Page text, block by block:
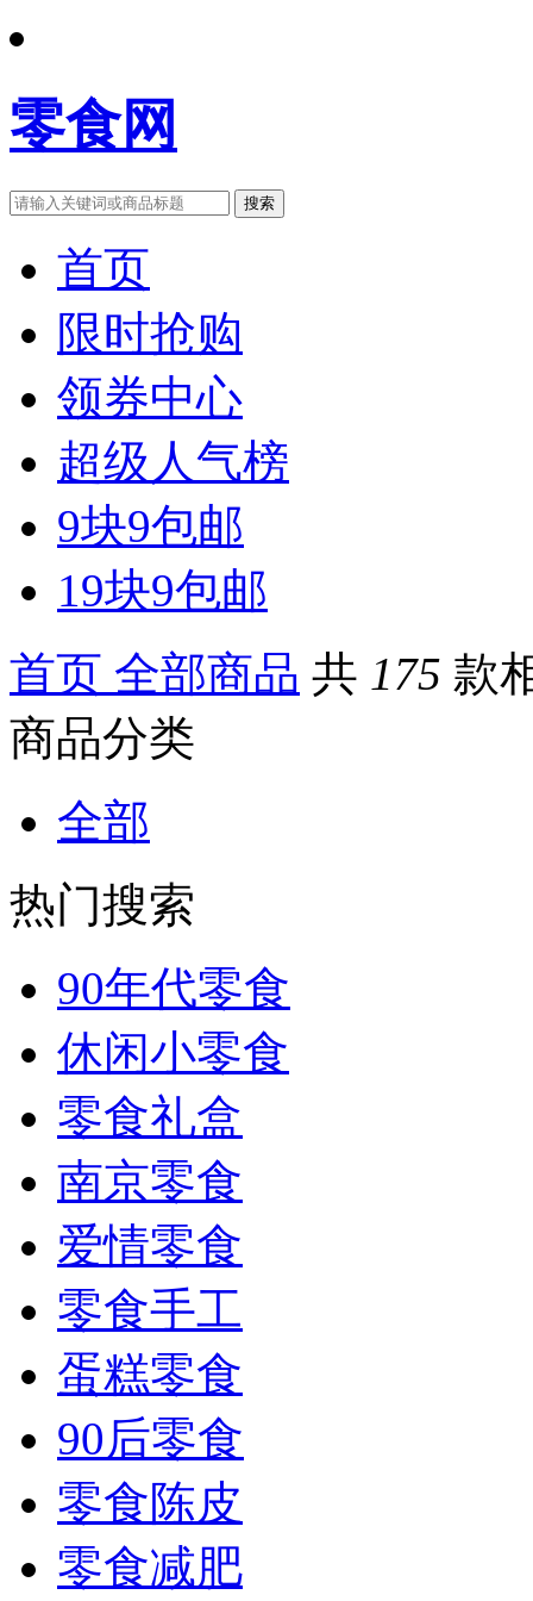
零食网
搜索
首页
限时抢购
领券中心
超级人气榜
9块9包邮
19块9包邮
首页 全部商品 共 175 款
商品分类
全部
热门搜索
90年代零食
休闲小零食
零食礼盒
南京零食
爱情零食
零食手工
蛋糕零食
90后零食
零食陈皮
零食减肥